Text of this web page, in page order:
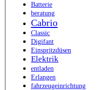
Batterie
beratung
Cabrio
Classic
Digifant
Einspritzdüsen
Elektrik
entladen
Erlangen
fahrzeugeinrichtung